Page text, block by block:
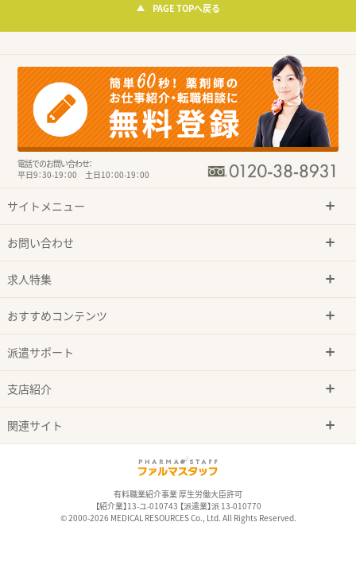
PAGE TOPへ戻る
電話でのお問い合わせ：
平日9：30-19：00 土日10：00-19：00
サイトメニュー
お問い合わせ
求人特集
おすすめコンテンツ
派遣サポート
支店紹介
関連サイト
有料職業紹介事業 厚生労働大臣許可
【紹介業】13-ユ-010743 【派遣業】派 13-010770
© 2000-2026 MEDICAL RESOURCES Co., Ltd. All Rights Reserved.